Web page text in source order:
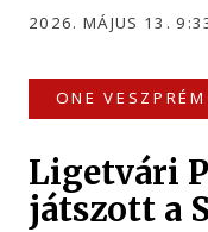
2026. MÁJUS 13.
ONE
Ligetvári
játszott a